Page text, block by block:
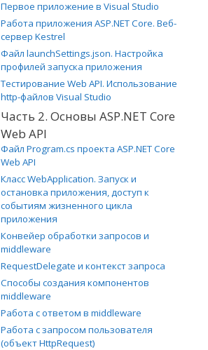
Первое приложение в Visual Studio
Работа приложения ASP.NET Core. Веб-
сервер Kestrel
Файл launchSettings.json. Настройка
профилей запуска приложения
Тестирование Web API. Использование
http-файлов Visual Studio
Часть 2. Основы ASP.NET Core
Web API
Файл Program.cs проекта ASP.NET Core
Web API
Класс WebApplication. Запуск и
остановка приложения, доступ к
событиям жизненного цикла
приложения
Конвейер обработки запросов и
middleware
RequestDelegate и контекст запроса
Способы создания компонентов
middleware
Работа с ответом в middleware
Работа с запросом пользователя
(объект HttpRequest)